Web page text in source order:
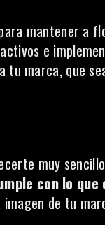
mantener a
e
tu marca, que
muy
con lo
de tu